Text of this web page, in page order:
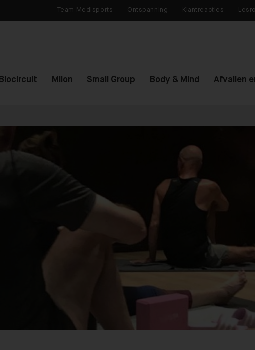
Team Medisports Ontspanning Klantreacties
Biocircuit Milon Small Group Body & Mind Afvallen